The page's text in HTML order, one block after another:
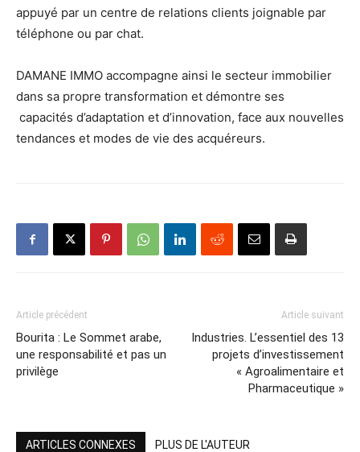
appuyé par un centre de relations clients joignable par
téléphone ou par chat.
DAMANE IMMO accompagne ainsi le secteur immobilier
dans sa propre transformation et démontre ses
capacités d’adaptation et d’innovation, face aux nouvelles
tendances et modes de vie des acquéreurs.
Article précédent
Bourita : Le Sommet arabe,
une responsabilité et pas un
privilège
Article suivant
Industries. L’essentiel des 13
projets d’investissement
« Agroalimentaire et
Pharmaceutique »
ARTICLES CONNEXES PLUS DE L'AUTEUR